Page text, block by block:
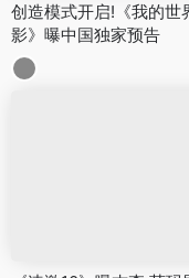
创造模式开启!《我的世
影》曝中国独家预告